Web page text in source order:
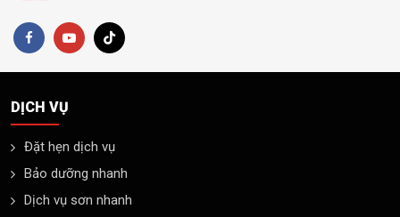
DỊCH VỤ
Đặt hẹn dịch vụ
Bảo dưỡng nhanh
Dịch vụ sơn nhanh